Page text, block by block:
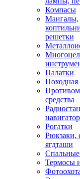
Компасы
Мангалы,
решетки
Палатки
Походная
средства
Рогатки
Рюкзаки,
ягдташи
Термосы